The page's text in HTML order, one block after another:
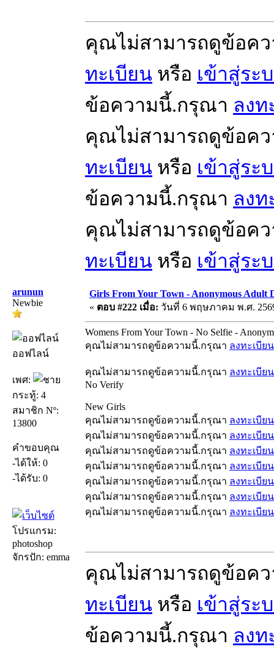
คุณไม่สามารถดูข้อค
ทะเบียน หรือ เข้าสู่ระ
ข้อความนี้.กรุณา ลงท
คุณไม่สามารถดูข้อค
ทะเบียน หรือ เข้าสู่ระ
ข้อความนี้.กรุณา ลงท
คุณไม่สามารถดูข้อค
ทะเบียน หรือ เข้าสู่ระ
arunun
Newbie
ออฟไลน์
เพศ:
กระทู้: 4
สมาชิก Nº:
13800
คำขอบคุณ
-ได้ให้: 0
-ได้รับ: 0
โปรแกรม:
photoshop
จักรปัก: emma
Girls From Your Town - Anonymous Adult
« ตอบ #222 เมื่อ: วันที่ 6 พฤษภาคม พ.ศ.
Womens From Your Town - No Selfie -
คุณไม่สามารถดูข้อความนี้.กรุณา ลงทะเบียน
คุณไม่สามารถดูข้อความนี้.กรุณา ลงทะเบียน
No Verify
New Girls
คุณไม่สามารถดูข้อความนี้.กรุณา ลงทะเบียน
คุณไม่สามารถดูข้อความนี้.กรุณา ลงทะเบียน
คุณไม่สามารถดูข้อความนี้.กรุณา ลงทะเบียน
คุณไม่สามารถดูข้อความนี้.กรุณา ลงทะเบียน
คุณไม่สามารถดูข้อความนี้.กรุณา ลงทะเบียน
คุณไม่สามารถดูข้อความนี้.กรุณา ลงทะเบียน
คุณไม่สามารถดูข้อความนี้.กรุณา ลงทะเบียน
คุณไม่สามารถดูข้อค
ทะเบียน หรือ เข้าสู่ระ
ข้อความนี้.กรุณา ลงท